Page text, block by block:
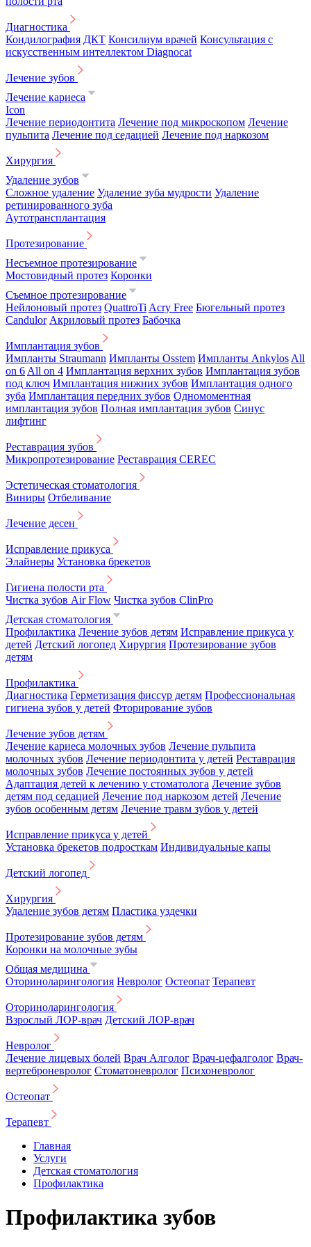
Диагностика
Кондилография ДКТ Консилиум врачей Консультация с
искусственным интеллектом Diagnocat
Лечение зубов
Лечение кариеса
Icon
Лечение периодонтита Лечение под микроскопом Лечение
пульпита Лечение под седацией Лечение под наркозом
Хирургия
Удаление зубов
Сложное удаление Удаление зуба мудрости Удаление
ретинированного зуба
Аутотрансплантация
Протезирование
Несъемное протезирование
Мостовидный протез Коронки
Съемное протезирование
Нейлоновый протез QuattroTi Acry Free Бюгельный протез
Candulor Акриловый протез Бабочка
Имплантация зубов
Импланты Straumann Импланты Osstem Импланты Ankylos All
on 6 All on 4 Имплантация верхних зубов Имплантация зубов
под ключ Имплантация нижних зубов Имплантация одного
зуба Имплантация передних зубов Одномоментная
имплантация зубов Полная имплантация зубов Синус
лифтинг
Реставрация зубов
Микропротезирование Реставрация CEREC
Эстетическая стоматология
Виниры Отбеливание
Лечение десен
Исправление прикуса
Элайнеры Установка брекетов
Гигиена полости рта
Чистка зубов Air Flow Чистка зубов ClinPro
Детская стоматология
Профилактика Лечение зубов детям Исправление прикуса у
детей Детский логопед Хирургия Протезирование зубов
детям
Профилактика
Диагностика Герметизация фиссур детям Профессиональная
гигиена зубов у детей Фторирование зубов
Лечение зубов детям
Лечение кариеса молочных зубов Лечение пульпита
молочных зубов Лечение периодонтита у детей Реставрация
молочных зубов Лечение постоянных зубов у детей
Адаптация детей к лечению у стоматолога Лечение зубов
детям под седацией Лечение под наркозом детей Лечение
зубов особенным детям Лечение травм зубов у детей
Исправление прикуса у детей
Установка брекетов подросткам Индивидуальные капы
Детский логопед
Хирургия
Удаление зубов детям Пластика уздечки
Протезирование зубов детям
Коронки на молочные зубы
Общая медицина
Оториноларингология Невролог Остеопат Терапевт
Оториноларингология
Взрослый ЛОР-врач Детский ЛОР-врач
Невролог
Лечение лицевых болей Врач Алголог Врач-цефалголог Врач-
вертеброневролог Стоматоневролог Психоневролог
Остеопат
Терапевт
Главная
Услуги
Детская стоматология
Профилактика
Профилактика зубов